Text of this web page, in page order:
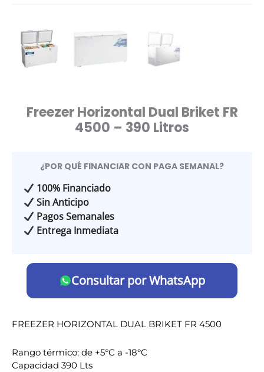
Freezer Horizontal Dual Briket FR
4500 – 390 Litros
¿POR QUÉ FINANCIAR CON PAGA SEMANAL?
100% Financiado
Sin Anticipo
Pagos Semanales
Entrega Inmediata
Consultar por WhatsApp
FREEZER HORIZONTAL DUAL BRIKET FR 4500
Rango térmico: de +5°C a -18°C
Capacidad 390 Lts